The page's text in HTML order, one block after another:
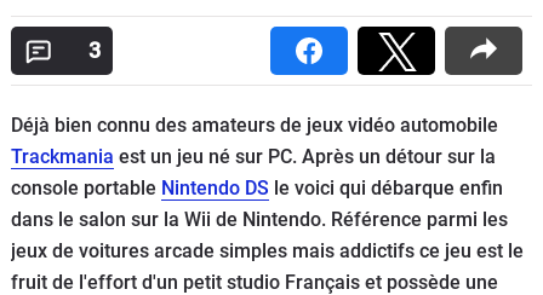
Guide
d'achat
Utilitaires
Flottes
Auto
3
Déjà bien connu des amateurs de jeux vidéo automobile
Trackmania est un jeu né sur PC. Après un détour sur la
console portable Nintendo DS le voici qui débarque enfin
dans le salon sur la Wii de Nintendo. Référence parmi les
jeux de voitures arcade simples mais addictifs ce jeu est le
fruit de l'effort d'un petit studio Français et possède une